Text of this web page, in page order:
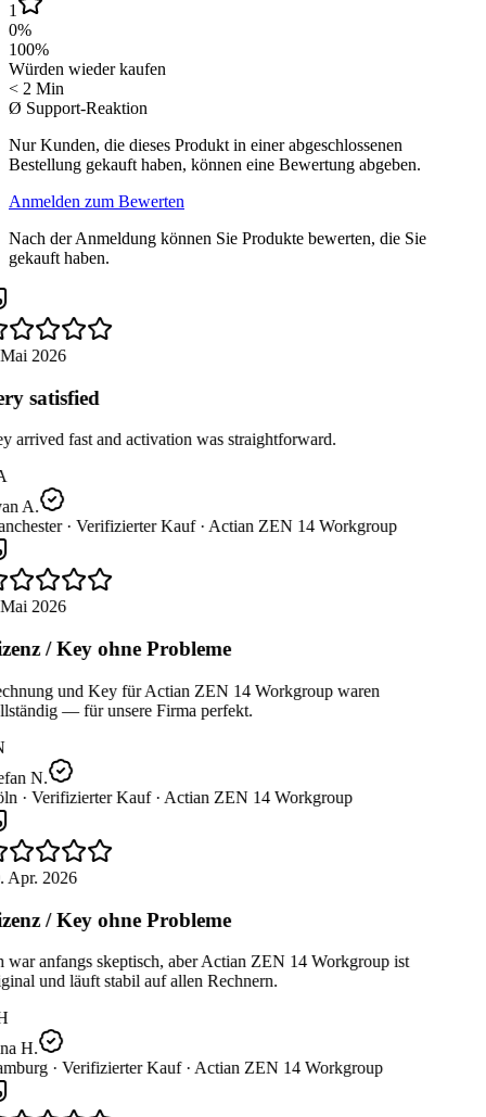
1
0%
100%
Würden wieder kaufen
< 2 Min
Ø Support-Reaktion
Nur Kunden, die dieses Produkt in einer abgeschlossenen
Bestellung gekauft haben, können eine Bewertung abgeben.
Anmelden zum Bewerten
Nach der Anmeldung können Sie Produkte bewerten, die Sie
gekauft haben.
2026
satisfied
arrived fast and activation was straightforward.
A.
· Verifizierter Kauf · Actian ZEN 14 Workgroup
2026
/ Key ohne Probleme
und Key für Actian ZEN 14 Workgroup waren
— für unsere Firma perfekt.
N.
· Verifizierter Kauf · Actian ZEN 14 Workgroup
Apr. 2026
/ Key ohne Probleme
war anfangs skeptisch, aber Actian ZEN 14 Workgroup ist
und läuft stabil auf allen Rechnern.
H.
· Verifizierter Kauf · Actian ZEN 14 Workgroup